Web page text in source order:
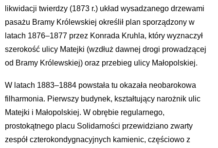
likwidacji twierdzy (1873 r.) układ wysadzanego drzewami
pasażu Bramy Królewskiej określił plan sporządzony w
latach 1876–1877 przez Konrada Kruhla, który wyznaczył
szerokość ulicy Matejki (wzdłuż dawnej drogi prowadzącej
od Bramy Królewskiej) oraz przebieg ulicy Małopolskiej.
W latach 1883–1884 powstała tu okazała neobarokowa
filharmonia. Pierwszy budynek, kształtujący narożnik ulic
Matejki i Małopolskiej. W obrębie regularnego,
prostokątnego placu Solidarności przewidziano zwarty
zespół czterokondygnacyjnych kamienic, częściowo z